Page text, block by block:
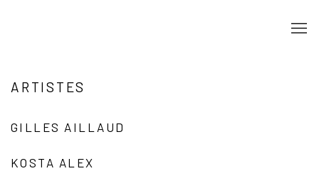
ARTISTES
GILLES AILLAUD
KOSTA ALEX